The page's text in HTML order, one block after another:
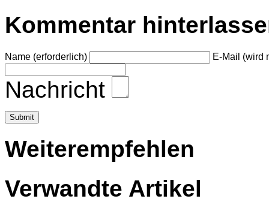
Kommentar
Name (erforderlich) E-Mail (wird
Nachricht
Weiterempfehlen
Verwandte Artikel